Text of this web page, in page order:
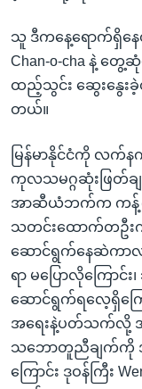
သူ ဒီကနေ့ရောက်ရှိနေ
Chan-o-cha နဲ့ တွေ့
ထည့်သွင်း ဆွေးနွေးခဲ့
တယ်။
မြန်မာနိုင်ငံကို လက်န
ကုလသမဂ္ဂဆုံးဖြတ်
အာဆီယံဘက်က က
သတင်းထောက်တဦးက
ဆောင်ရွက်နေဆဲကာလ
ရာ မပြောလိုကြော
ဆောင်ရွက်ရလေ့ရှိကြေ
အရေးနဲ့ပတ်သက်လို့
သဘောတူညီချက်ကို
ကြောင်း ဒုဝန်ကြီး